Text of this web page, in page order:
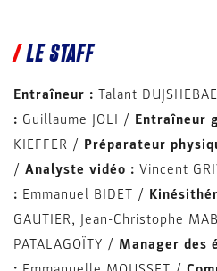
LE STAFF
Entraîneur : Talant
: Guillaume JOLI / Entraîneur
KIEFFER / Préparateur
/ Analyste vidéo : Vincent
: Emmanuel BIDET /
GAUTIER, Jean-Christophe
PATALAGOÏTY / Manager des